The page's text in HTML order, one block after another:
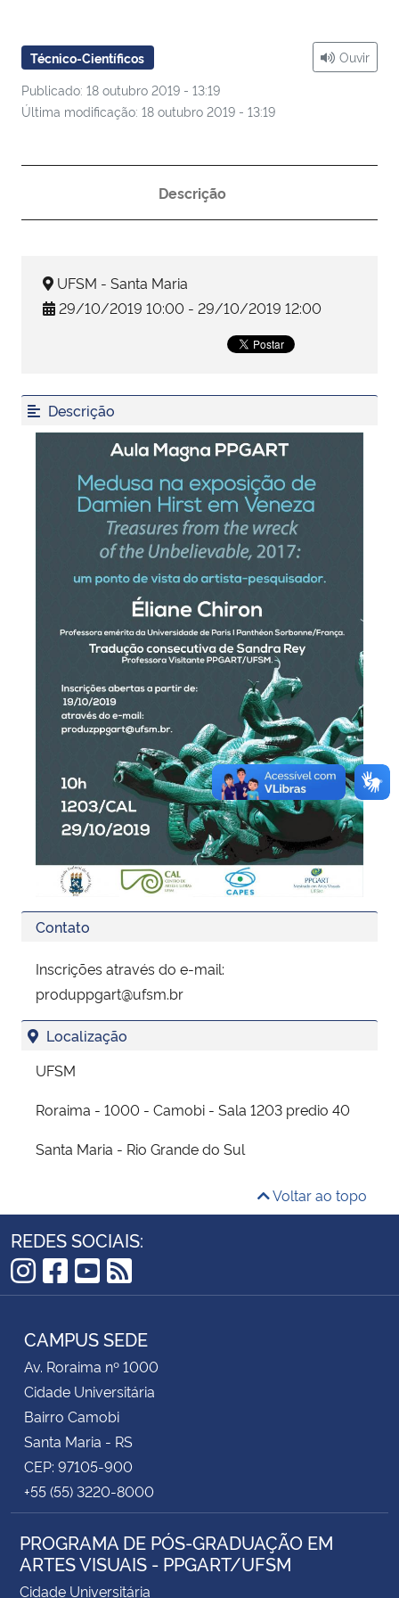
Ministério da Saúde
Ministério de Minas e Energia
Ministério do Desenvolvimento Regional
Ministério da Mulher, da Família e dos Direitos Humanos
Secretaria de Governo
Gabinete de Segurança Institucional
Advocacia-Geral da União
Banco Central do Brasil
Técnico-Científicos
Publicado: 18 outubro 2019 - 13:19
Última modificação: 18 outubro 2019 - 13:19
Ouvir
Descrição
UFSM - Santa Maria
29/10/2019 10:00 - 29/10/2019 12:00
Descrição
Contato
Inscrições através do e-mail:
produppgart@ufsm.br
Localização
UFSM
Roraima - 1000 - Camobi - Sala 1203 predio 40
Santa Maria - Rio Grande do Sul
Voltar ao topo
REDES SOCIAIS:
Instagram
Facebook
YouTube
RSS
CAMPUS SEDE
Av. Roraima nº 1000
Cidade Universitária
Bairro Camobi
Santa Maria - RS
CEP: 97105-900
+55 (55) 3220-8000
PROGRAMA DE PÓS-GRADUAÇÃO EM
ARTES VISUAIS - PPGART/UFSM
Cidade Universitária